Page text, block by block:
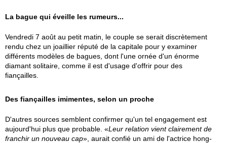
La bague qui éveille les rumeurs...
Vendredi 7 août au petit matin, le couple se serait discrètement
rendu chez un joaillier réputé de la capitale pour y examiner
différents modèles de bagues, dont l'une ornée d'un énorme
diamant solitaire, comme il est d'usage d'offrir pour des
fiançailles.
Des fiançailles imimentes, selon un proche
D'autres sources semblent confirmer qu'un tel engagement est
aujourd'hui plus que probable. «Leur relation vient clairement de
franchir un nouveau cap», aurait confié un ami de l'actrice hong-